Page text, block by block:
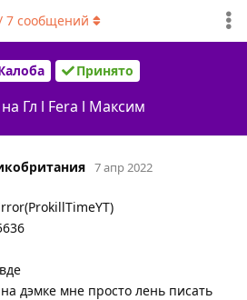
Принято
Гл l Fera l Максим
7сообщений
7 апр 2022
дэмке мне просто лень писать